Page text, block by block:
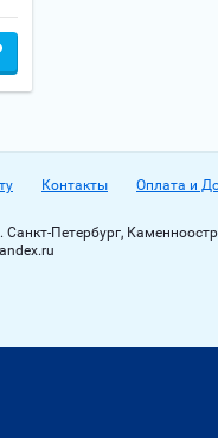
Контакты Оплата и
Санкт-Петербург,